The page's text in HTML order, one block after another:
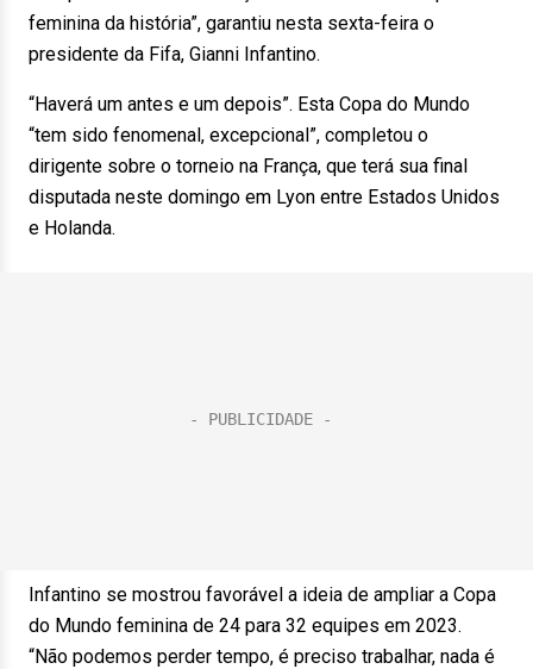
feminina da história”, garantiu nesta sexta-feira o
presidente da Fifa, Gianni Infantino.
“Haverá um antes e um depois”. Esta Copa do Mundo
“tem sido fenomenal, excepcional”, completou o
dirigente sobre o torneio na França, que terá sua final
disputada neste domingo em Lyon entre Estados Unidos
e Holanda.
Infantino se mostrou favorável a ideia de ampliar a Copa
do Mundo feminina de 24 para 32 equipes em 2023.
“Não podemos perder tempo, é preciso trabalhar, nada é